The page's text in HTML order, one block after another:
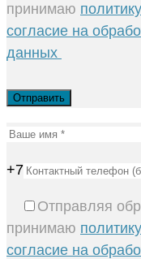
принимаю
согласие на
данных
+7
Отправляя
принимаю
согласие на